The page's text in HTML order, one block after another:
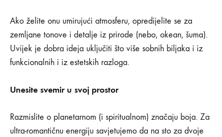
Ako želite onu umirujući atmosferu, opredijelite se za
zemljane tonove i detalje iz prirode (nebo, okean, šuma).
Uvijek je dobra ideja uključiti što više sobnih biljaka i iz
funkcionalnih i iz estetskih razloga.
Unesite svemir u svoj prostor
Razmislite o planetarnom (i spiritualnom) značaju boja. Za
ultra-romantičnu energiju savjetujemo da na sto za dvoje